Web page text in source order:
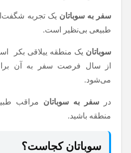
سفر به سوباتان یک تجربه
طبیعی بی‌نظیر است.
سوباتان یک منطقه ییلاقی بکر
از سال فرصت سفر به آن
می‌شود.
در سفر به سوباتان مراقب
منطقه باشید.
سوباتان کجاست؟